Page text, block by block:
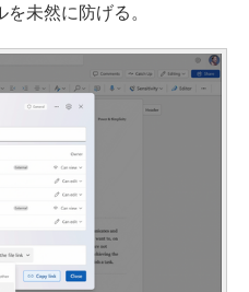
未然に防げる。